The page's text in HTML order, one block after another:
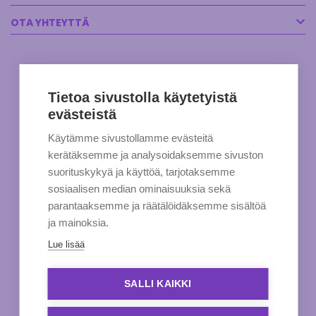
OTA YHTEYTTÄ
Tietoa sivustolla käytetyistä
evästeistä
Käytämme sivustollamme evästeitä
kerätäksemme ja analysoidaksemme sivuston
suorituskykyä ja käyttöä, tarjotaksemme
sosiaalisen median ominaisuuksia sekä
parantaaksemme ja räätälöidäksemme sisältöä
ja mainoksia.
Lue lisää
SALLI KAIKKI